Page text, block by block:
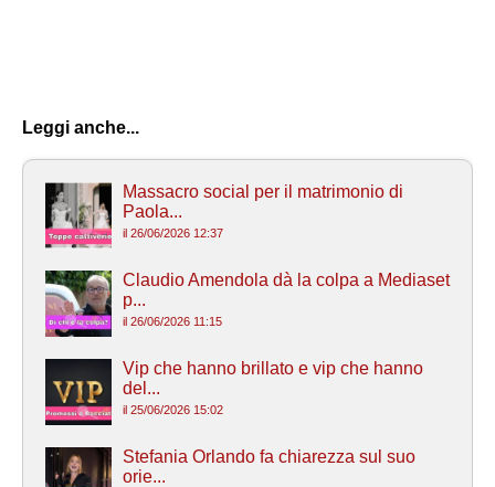
Leggi anche...
Massacro social per il matrimonio di
Paola...
il 26/06/2026 12:37
Claudio Amendola dà la colpa a Mediaset
p...
il 26/06/2026 11:15
Vip che hanno brillato e vip che hanno
del...
il 25/06/2026 15:02
Stefania Orlando fa chiarezza sul suo
orie...